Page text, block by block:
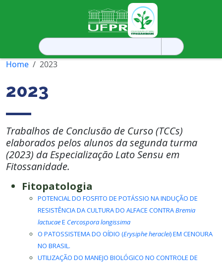
Pesquisar
por:
Home
2023
2023
Trabalhos de Conclusão de Curso (TCCs)
elaborados pelos alunos da segunda turma
(2023) da Especialização Lato Sensu em
Fitossanidade.
Fitopatologia
POTENCIAL DO FOSFITO DE POTÁSSIO NA INDUÇÃO DE
RESISTÊNCIA DA CULTURA DO ALFACE CONTRABremia
lactucaeE Cercospora longissima
O PATOSSISTEMA DO OÍDIO (Erysiphe heraclei) EM CENOURA
NO BRASIL.
UTILIZAÇÃO DO MANEJO BIOLÓGICO NO CONTROLE DE